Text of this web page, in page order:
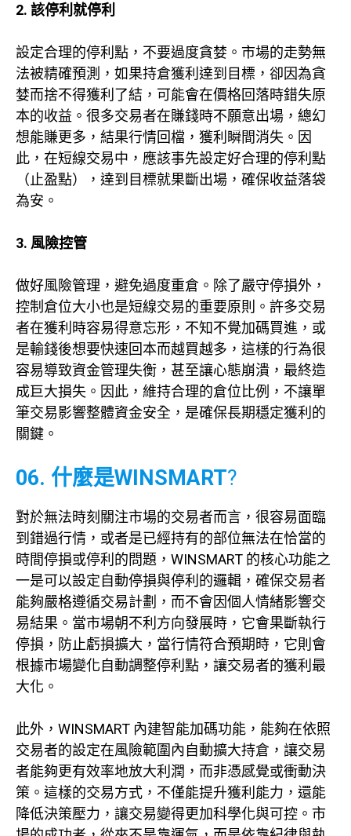
2. 該停利就停利
設定合理的停利點，不要過度貪婪。市場的走勢無
法被精確預測，如果持倉獲利達到目標，卻因為貪
婪而捨不得獲利了結，可能會在價格回落時錯失原
本的收益。很多交易者在賺錢時不願意出場，總幻
想能賺更多，結果行情回檔，獲利瞬間消失。因
此，在短線交易中，應該事先設定好合理的停利點
（止盈點），達到目標就果斷出場，確保收益落袋
為安。
3. 風險控管
做好風險管理，避免過度重倉。除了嚴守停損外，
控制倉位大小也是短線交易的重要原則。許多交易
者在獲利時容易得意忘形，不知不覺加碼買進，或
是輸錢後想要快速回本而越買越多，這樣的行為很
容易導致資金管理失衡，甚至讓心態崩潰，最終造
成巨大損失。因此，維持合理的倉位比例，不讓單
筆交易影響整體資金安全，是確保長期穩定獲利的
關鍵。
06. 什麼是WINSMART?
對於無法時刻關注市場的交易者而言，很容易面臨
到錯過行情，或者是已經持有的部位無法在恰當的
時間停損或停利的問題，WINSMART 的核心功能之
一是可以設定自動停損與停利的邏輯，確保交易者
能夠嚴格遵循交易計劃，而不會因個人情緒影響交
易結果。當市場朝不利方向發展時，它會果斷執行
停損，防止虧損擴大，當行情符合預期時，它則會
根據市場變化自動調整停利點，讓交易者的獲利最
大化。
此外，WINSMART 內建智能加碼功能，能夠在依照
交易者的設定在風險範圍內自動擴大持倉，讓交易
者能夠更有效率地放大利潤，而非憑感覺或衝動決
策。這樣的交易方式，不僅能提升獲利能力，還能
降低決策壓力，讓交易變得更加科學化與可控。市